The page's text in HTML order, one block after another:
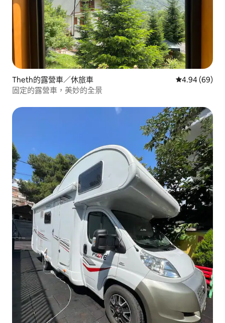
Theth的露營車／休旅車 從 69 則評價
4.94 (69)
固定的露營車，美妙的全景